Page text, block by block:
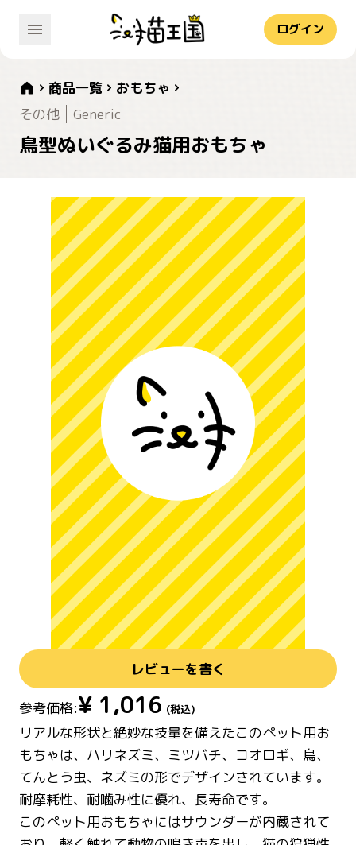
ログイン
商品一覧
おもちゃ
その他
Generic
鳥型ぬいぐるみ猫用おもちゃ
レビューを書く
参考価格:¥ 1,016 (税込)
リアルな形状と絶妙な技量を備えたこのペット用お
もちゃは、ハリネズミ、ミツバチ、コオロギ、鳥、
てんとう虫、ネズミの形でデザインされています。
耐摩耗性、耐噛み性に優れ、長寿命です。
このペット用おもちゃにはサウンダーが内蔵されて